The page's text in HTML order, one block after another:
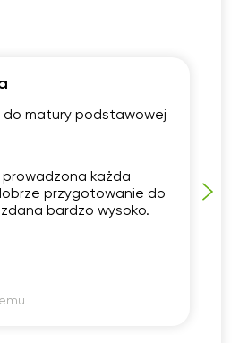
do matury podstawowej
każda
przygotowanie do
bardzo wysoko.